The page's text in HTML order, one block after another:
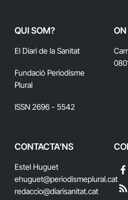
QUI SOM?
El Diari de la Sanitat
Fundació Periodisme
Plural
ISSN 2696 - 5542
CONTACTA'NS
Estel Huguet
ehuguet@periodismeplural.cat
redaccio@diarisanitat.cat